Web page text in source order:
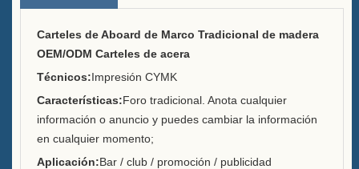
Servicio
Sostenibilidad
Nuestro equipo
Carteles de Aboard de Marco Tradicional de madera
OEM/ODM Carteles de acera
Técnicos:Impresión CYMK
Características:Foro tradicional. Anota cualquier
información o anuncio y puedes cambiar la información
en cualquier momento;
Aplicación:Bar / club / promoción / publicidad